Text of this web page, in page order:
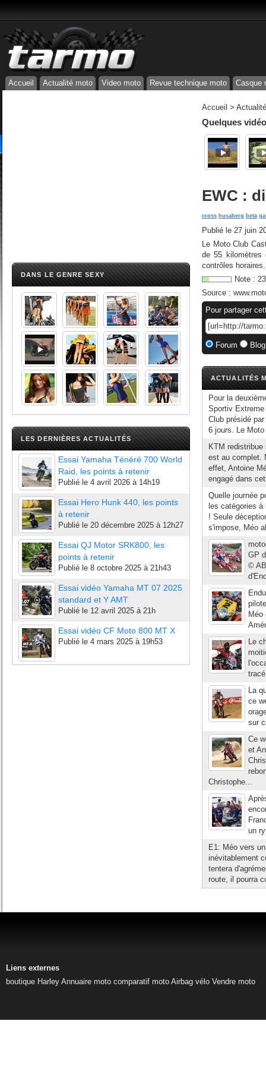
Accueil Actualité moto Video moto Revue technique moto Casque
DANS LE GENRE SEXY
LES DERNIÈRES ACTUALITÉS
Essai Yamaha Ténéré 700 World
Raid, les points à retenir
Publié le 4 avril 2026 à 14h19
Essai Hero Hunk 440, les points
à retenir
Publié le 20 décembre 2025 à 12h27
Essai QJ Motor SRK800, les
points à retenir
Publié le 8 octobre 2025 à 21h43
Essai vidéo Yamaha MT 07 2025
standard et Y AMT
Publié le 12 avril 2025 à 21h
Essai vidéo CF Moto 800 MT X
Publié le 4 mars 2025 à 19h53
Accueil >
Quelques
EWC :
cross husaberg beta
Publié le 27 juin
Le Moto Club
de 55 kilomètres
contrôles
Note : 23
Source :
Pour partager
Forum
ACTUALITÉS
Pour la
Sportiv
Club présidé
6 jours. Le
KTM
est au complet.
effet, Antoine
engagé dans
Quelle journée
les catégories
! Seule
s'impose, Méo
GP
©
Méo
Le
La
ce
sur
Ce
et
Christophe...
un
E1: Méo vers
inévitablement
tentera
route, il pourra
Liens externes
boutique Harley Annuaire moto comparatif moto Airbag vélo Vendre moto